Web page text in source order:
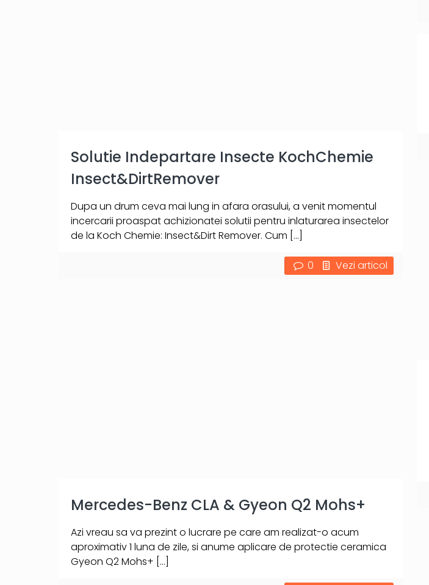
Solutie Indepartare Insecte KochChemie
Insect&DirtRemover
Dupa un drum ceva mai lung in afara orasului, a venit momentul
incercarii proaspat achizionatei solutii pentru inlaturarea insectelor
de la Koch Chemie: Insect&Dirt Remover. Cum […]
0 Vezi articol
Mercedes-Benz CLA & Gyeon Q2 Mohs+
Azi vreau sa va prezint o lucrare pe care am realizat-o acum
aproximativ 1 luna de zile, si anume aplicare de protectie ceramica
Gyeon Q2 Mohs+ […]